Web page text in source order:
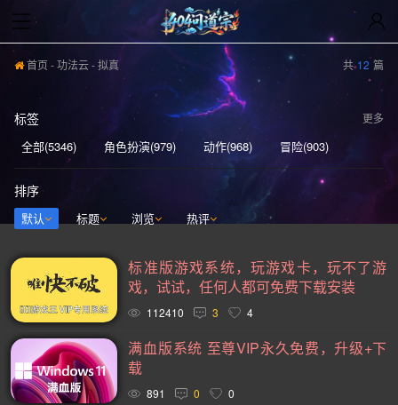
首页-功法云- 拟真 共 12 篇
标签
全部(5346) 角色扮演(979) 动作(968)
冒险(903)
动作冒险(839)
独立(613) 单人(571)
模拟(568)
策略(555)
开放世界(531) 休闲(528)
奇幻(373)
射击(362) 3D(352)
合作(350)
沙盒(341)
女性主角(332) 解谜(330)
恐怖(306)
科幻(297) 模拟经营(281)
日系游戏(278)
暴力(278)
氛围(277)
更多
排序
默认 标题 浏览 热评
标准版游戏系统，玩游戏卡，玩不了游
戏，试试，任何人都可免费下载安装
112410 3 4
满血版系统 至尊VIP永久免费，升级+下
载
891 0 0